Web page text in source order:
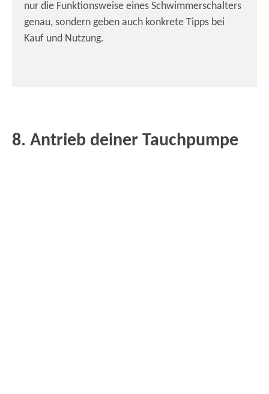
nur die Funktionsweise eines Schwimmerschalters
genau, sondern geben auch konkrete Tipps bei
Kauf und Nutzung.
8. Antrieb deiner Tauchpumpe